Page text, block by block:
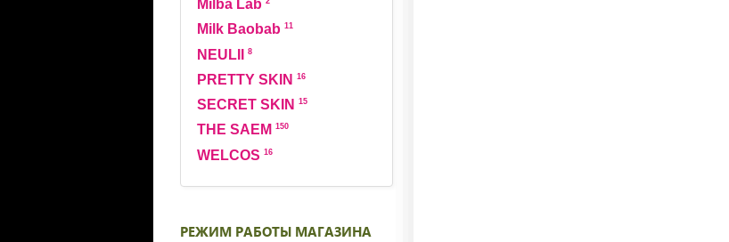
Milba Lab
Milk Baobab 11
NEULII 8
PRETTY SKIN 16
SECRET SKIN 15
THE SAEM 150
WELCOS 16
РЕЖИМ РАБОТЫ МАГАЗИНА